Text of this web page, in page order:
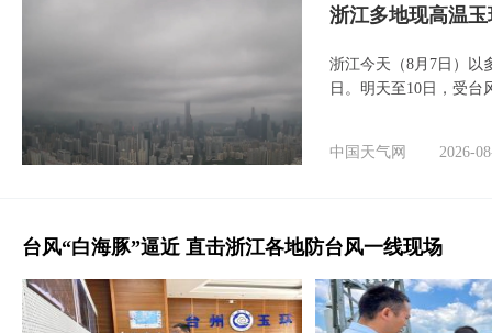
浙江多地现高温
浙江今天（8月7日）以
日。明天至10日，受台
中国天气网 2026-
台风“白海豚”逼近 直击浙江各地防台风一线现场